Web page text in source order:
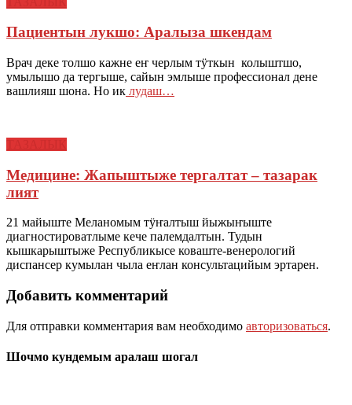
Пациентын лукшо: Аралыза шкендам
Врач деке толшо кажне еҥ черлым тӱткын колыштшо,
умылышо да тергыше, сайын эмлыше профессионал дене
вашлияш шона. Но ик лудаш…
Медицине: Жапыштыже тергалтат – тазарак
лият
21 майыште Меланомым тӱҥалтыш йыжыҥыште
диагностироватлыме кече палемдалтын. Тудын
кышкарыштыже Республикысе коваште-венерологий
диспансер кумылан чыла еҥлан консультацийым эртарен.
Добавить комментарий
Для отправки комментария вам необходимо авторизоваться.
Шочмо кундемым аралаш шогал